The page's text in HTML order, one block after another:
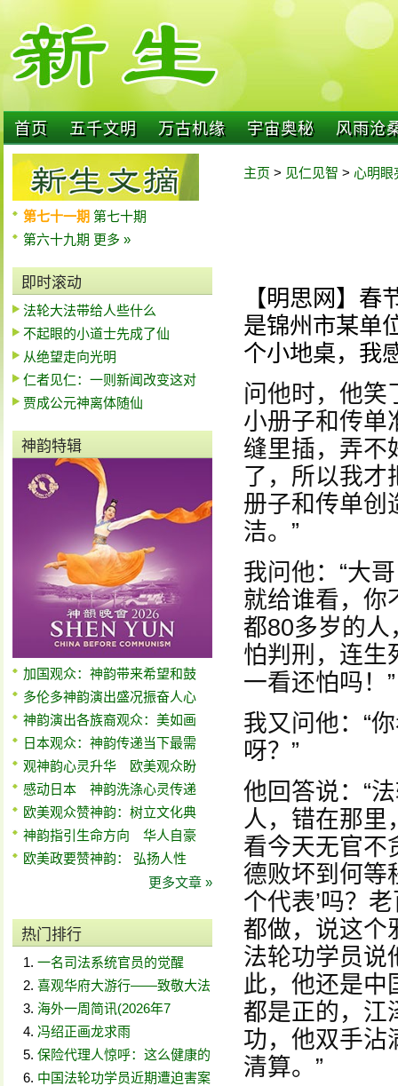
首页 五千文明 万古机缘 宇宙奥秘 风雨沧
第七十一期 第七十期
第六十九期 更多 »
即时滚动
法轮大法带给人些什么
不起眼的小道士先成了仙
从绝望走向光明
仁者见仁：一则新闻改变这对
贾成公元神离体随仙
神韵特辑
加国观众：神韵带来希望和鼓
多伦多神韵演出盛况振奋人心
神韵演出各族裔观众：美如画
日本观众：神韵传递当下最需
观神韵心灵升华 欧美观众盼
感动日本 神韵洗涤心灵传递
欧美观众赞神韵：树立文化典
神韵指引生命方向 华人自豪
欧美政要赞神韵： 弘扬人性
更多文章 »
热门排行
一名司法系统官员的觉醒
喜观华府大游行——致敬大法
海外一周简讯(2026年7
冯绍正画龙求雨
保险代理人惊呼：这么健康的
中国法轮功学员近期遭迫害案
主页 > 见仁见智 > 心明眼
【明思网】
是锦州市某单
个小地桌，我
问他时，他笑
小册子和传单
缝里插，弄不
了，所以我才
册子和传单创
洁。”
我问他：“大
就给谁看，你
都80多岁的
怕判刑，连生
一看还怕吗！”
我又问他：“
呀？”
他回答说：“
人，错在那里
看今天无官不
德败坏到何等
个代表’吗？
都做，说这个
法轮功学员说
此，他还是中
都是正的，江
功，他双手沾
清算。”